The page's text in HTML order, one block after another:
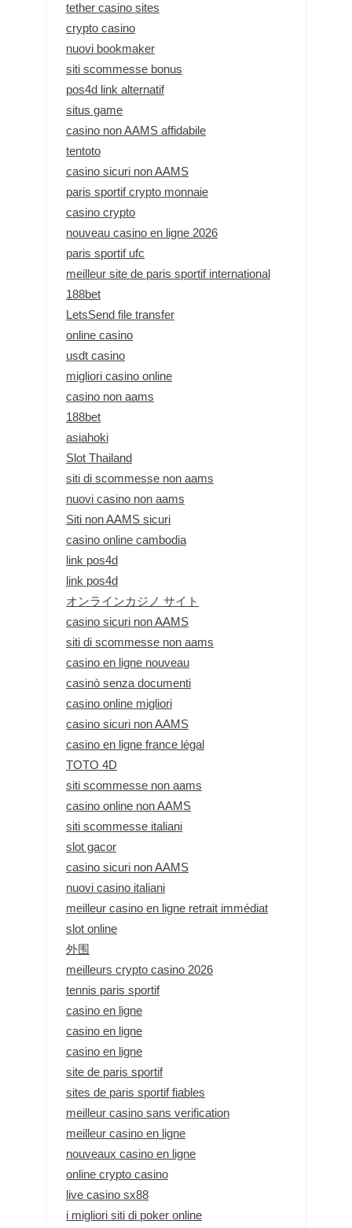
tether casino sites
crypto casino
nuovi bookmaker
siti scommesse bonus
pos4d link alternatif
situs game
casino non AAMS affidabile
tentoto
casino sicuri non AAMS
paris sportif crypto monnaie
casino crypto
nouveau casino en ligne 2026
paris sportif ufc
meilleur site de paris sportif international
188bet
LetsSend file transfer
online casino
usdt casino
migliori casino online
casino non aams
188bet
asiahoki
Slot Thailand
siti di scommesse non aams
nuovi casino non aams
Siti non AAMS sicuri
casino online cambodia
link pos4d
link pos4d
オンラインカジノ サイト
casino sicuri non AAMS
siti di scommesse non aams
casino en ligne nouveau
casinò senza documenti
casino online migliori
casino sicuri non AAMS
casino en ligne france légal
TOTO 4D
siti scommesse non aams
casino online non AAMS
siti scommesse italiani
slot gacor
casino sicuri non AAMS
nuovi casino italiani
meilleur casino en ligne retrait immédiat
slot online
外围
meilleurs crypto casino 2026
tennis paris sportif
casino en ligne
casino en ligne
casino en ligne
site de paris sportif
sites de paris sportif fiables
meilleur casino sans verification
meilleur casino en ligne
nouveaux casino en ligne
online crypto casino
live casino sx88
i migliori siti di poker online